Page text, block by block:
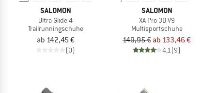
SALOMON
Ultra Glide 4
Trailrunningschuhe
ab 142,45 €
(0)
SALOMON
XA Pro 3D V9
Multisportschuhe
149,95 € ab 133,46 €
4,1(9)